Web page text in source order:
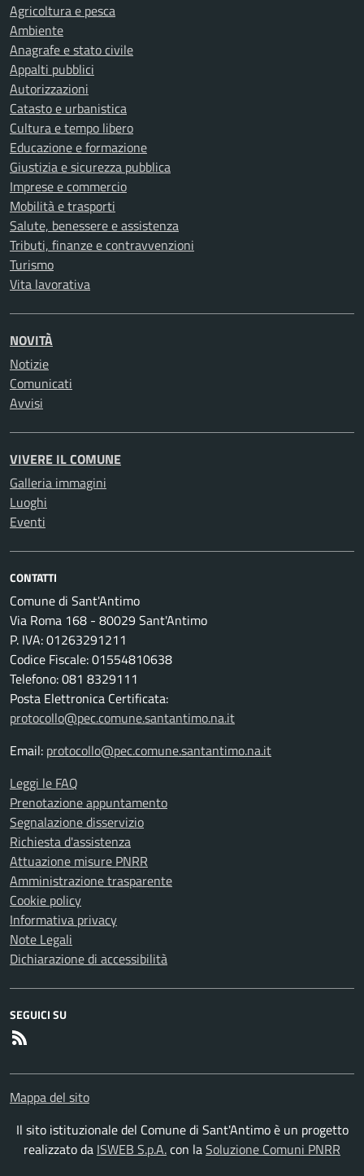
Agricoltura e pesca
Ambiente
Anagrafe e stato civile
Appalti pubblici
Autorizzazioni
Catasto e urbanistica
Cultura e tempo libero
Educazione e formazione
Giustizia e sicurezza pubblica
Imprese e commercio
Mobilità e trasporti
Salute, benessere e assistenza
Tributi, finanze e contravvenzioni
Turismo
Vita lavorativa
NOVITÀ
Notizie
Comunicati
Avvisi
VIVERE IL COMUNE
Galleria immagini
Luoghi
Eventi
CONTATTI
Comune di Sant'Antimo
Via Roma 168 - 80029 Sant'Antimo
P. IVA: 01263291211
Codice Fiscale: 01554810638
Telefono: 081 8329111
Posta Elettronica Certificata:
protocollo@pec.comune.santantimo.na.it
Email: protocollo@pec.comune.santantimo.na.it
Leggi le FAQ
Prenotazione appuntamento
Segnalazione disservizio
Richiesta d'assistenza
Attuazione misure PNRR
Amministrazione trasparente
Cookie policy
Informativa privacy
Note Legali
Dichiarazione di accessibilità
SEGUICI SU
Mappa del sito
Il sito istituzionale del Comune di Sant'Antimo è un progetto
realizzato da ISWEB S.p.A.con laSoluzione Comuni PNRR